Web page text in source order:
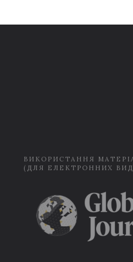
ВИКОРИСТАННЯ
(ДЛЯ ЕЛЕКТРОННИХ